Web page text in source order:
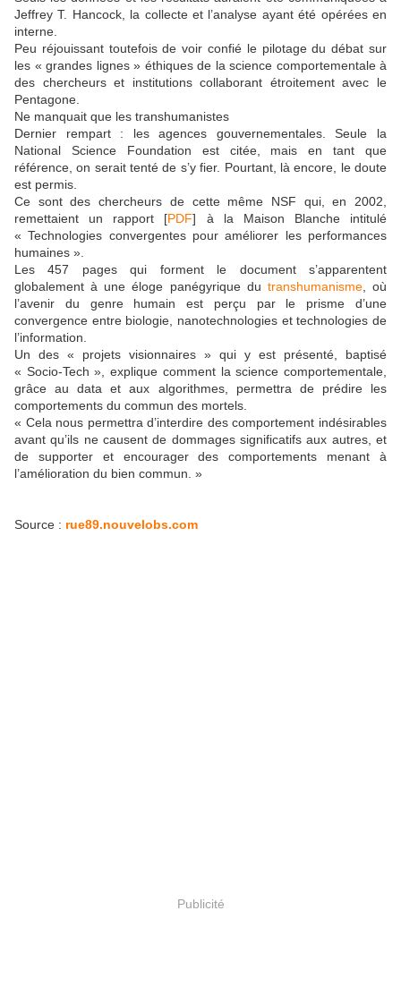
Jeffrey T. Hancock, la collecte et l’analyse ayant été opérées en
interne.
Peu réjouissant toutefois de voir confié le pilotage du débat sur
les « grandes lignes » éthiques de la science comportementale à
des chercheurs et institutions collaborant étroitement avec le
Pentagone.
Ne manquait que les transhumanistes
Dernier rempart : les agences gouvernementales. Seule la
National Science Foundation est citée, mais en tant que
référence, on serait tenté de s’y fier. Pourtant, là encore, le doute
est permis.
Ce sont des chercheurs de cette même NSF qui, en 2002,
remettaient un rapport [PDF] à la Maison Blanche intitulé
« Technologies convergentes pour améliorer les performances
humaines ».
Les 457 pages qui forment le document s’apparentent
globalement à une éloge panégyrique du transhumanisme, où
l’avenir du genre humain est perçu par le prisme d’une
convergence entre biologie, nanotechnologies et technologies de
l’information.
Un des « projets visionnaires » qui y est présenté, baptisé
« Socio-Tech », explique comment la science comportementale,
grâce au data et aux algorithmes, permettra de prédire les
comportements du commun des mortels.
« Cela nous permettra d’interdire des comportement indésirables
avant qu’ils ne causent de dommages significatifs aux autres, et
de supporter et encourager des comportements menant à
l’amélioration du bien commun. »
Source : rue89.nouvelobs.com
Publicité